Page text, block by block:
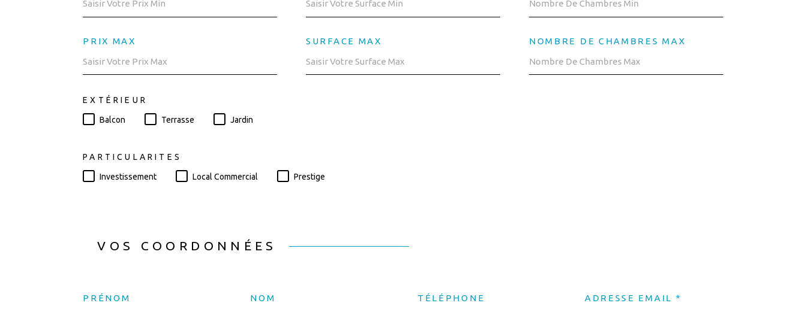
PRIX MAX SURFACE MAX NOMBRE DE CHAMBRES MAX
EXTÉRIEUR
Balcon Terrasse Jardin
PARTICULARITES
Investissement Local Commercial Prestige
VOS COORDONNÉES
PRÉNOM NOM TÉLÉPHONE ADRESSE EMAIL *